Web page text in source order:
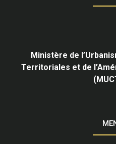
Ministère de
Territoriales et de